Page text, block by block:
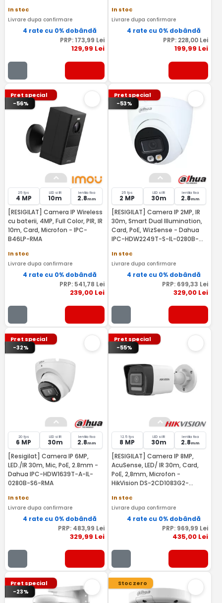
In stoc
Livrare dupa confirmare
4 rate cu 0% dobândă
PRP: 173,99 Lei
129,99 Lei
In stoc
Livrare dupa confirmare
4 rate cu 0% dobândă
PRP: 228,00 Lei
199,99 Lei
Pret special
-56%
25 fps
4 MP
LED si IR
10m
lentila fixa
2.8mm
[RESIGILAT] Camera IP Wireless
cu baterii, 4MP, Full Color, PIR, IR
10m, Card, Microfon - IPC-
B46LP-RMA
In stoc
Livrare dupa confirmare
4 rate cu 0% dobândă
PRP: 541,78 Lei
239,00Lei
Pret special
-53%
25 fps
2 MP
LED si IR
30m
lentila fixa
2.8mm
[RESIGILAT] Camera IP 2MP, IR
30m, Smart Dual Illumination,
Card, PoE, WizSense - Dahua
IPC-HDW2249T-S-IL-0280B-
In stoc
Livrare dupa confirmare
4 rate cu 0% dobândă
PRP: 699,33 Lei
329,00 Lei
Pret special
-32%
20 fps
6 MP
LED si IR
30m
lentila fixa
2.8mm
[Resigilat] Camera IP 6MP,
LED./IR 30m, Mic, PoE, 2.8mm -
Dahua IPC-HDW1639T-A-IL-
0280B-S6-RMA
In stoc
Livrare dupa confirmare
4 rate cu 0% dobândă
PRP: 483,99 Lei
329,99 Lei
Pret special
-55%
12.5 fps
8 MP
LED si IR
30m
lentila fixa
2.8mm
[RESIGILAT] Camera IP 8MP,
AcuSense, LED/ IR 30m, Card,
PoE, 2,8mm, Microfon -
HikVision DS-2CD1083G2-
In stoc
Livrare dupa confirmare
4 rate cu 0% dobândă
PRP: 969,99 Lei
435,00 Lei
Pret special
-23%
Stoc zero